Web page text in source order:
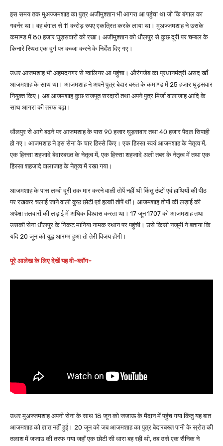
इस समय तक मुअज्जमशाह का पुत्र अजीमुश्शान भी आगरा आ पहुंचा था जो कि बंगाल का
गवर्नर था। वह बंगाल से 11 करोड़ रुपए एकत्रित करके लाया था। मुअज्जमशाह ने उसके
कमाण्ड में 80 हजार घुड़सवारों को रखा। अजीमुश्शान को धौलपुर से कुछ दूरी पर चम्बल के
किनारे स्थित एक दुर्ग पर कब्जा करने के निर्देश दिए गए।
उधर आजमशाह भी अहमदनगर से ग्वालियर आ पहुंचा। औरंगजेब का प्रधानमंत्री असद खाँ
आजमशाह के साथ था। आजमशाह ने अपने पुत्र बेदार बख्त के कमाण्ड में 25 हजार घुड़सवार
नियुक्त किए। अब आजमशाह कुछ राजपूत सरदारों तथा अपने पुत्र मिर्जा वालाजाह आदि के
साथ आगरा की तरफ बढ़ा।
धौलपुर से आगे बढ़ने पर आजमशाह के पास 90 हजार घुड़सवार तथा 40 हजार पैदल सिपाही
हो गए। आजमशाह ने इस सेना के चार हिस्से किए। एक हिस्सा स्वयं आजमशाह के नेतृत्व में,
एक हिस्सा शहजादे बेदारबख्त के नेतृत्व में, एक हिस्सा शहजादे अली तबर के नेतृत्व में तथा एक
हिस्सा शहजादे वालाजाह के नेतृत्व में रखा गया।
आजमशाह के पास लम्बी दूरी तक मार करने वाली तोपें नहीं थी किंतु ऊंटों एवं हाथियों की पीठ
पर रखकर चलाई जाने वाली कुछ छोटी एवं हल्की तोपें थीं। आजमशाह तोपों की लड़ाई की
अपेक्षा तलवारों की लड़ाई में अधिक विश्वास करता था। 17 जून 1707 को आजमशाह तथा
उसकी सेना धौलपुर के निकट मानिया नामक स्थान पर पहुंची। उसे किसी नजूमी ने बताया कि
यदि 20 जून को युद्ध आरम्भ हुआ तो तेरी विजय होगी।
पूरे आलेख के लिए देखें यह वी-ब्लॉग-
उधर मुअज्जमशाह अपनी सेना के साथ 18 जून को जजाऊ के मैदान में पहुंच गया किंतु यह बात
आजमशाह को ज्ञात नहीं हुई। 20 जून को जब आजमशाह का पुत्र बेदारबख्त पानी के स्रोत की
तलाश में जजाउ की तरफ गया जहाँ एक छोटी सी धारा बह रही थी, तब उसे एक सैनिक ने